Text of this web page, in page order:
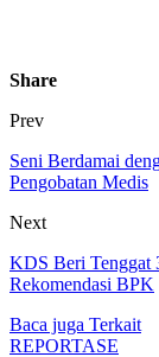
Share
Prev
Seni Berdamai
Pengobatan Medis
Next
KDS Beri Tenggat
Rekomendasi BPK
Baca juga Terkait
REPORTASE